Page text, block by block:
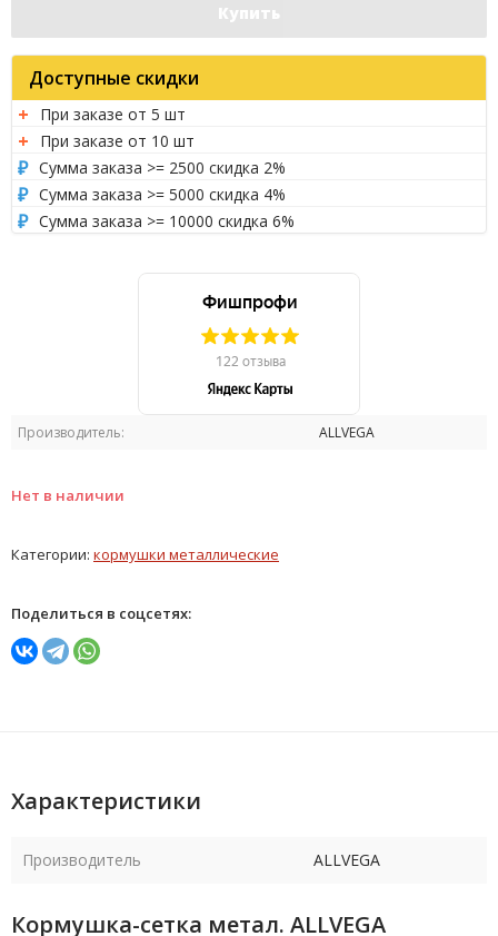
Производитель: ALLVEGA
Нет в наличии
Купить
Доступные скидки
При заказе от 5 шт
При заказе от 10 шт
Сумма заказа >= 2500 скидка 2%
Сумма заказа >= 5000 скидка 4%
Сумма заказа >= 10000 скидка 6%
Категории: кормушки металлические
Поделиться в соцсетях:
Характеристики
Производитель ALLVEGA
Кормушка-сетка метал. ALLVEGA